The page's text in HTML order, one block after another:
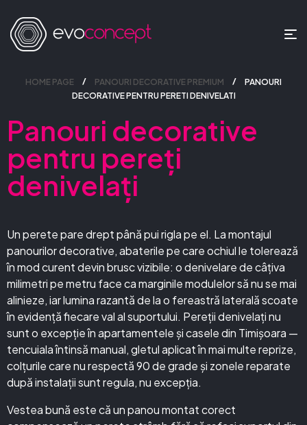
HOME PAGE PANOURI DECORATIVE PREMIUM
PANOURI
DECORATIVE PENTRU PERETI DENIVELATI
Panouri decorative
pentru pereți
denivelați
Un perete pare drept până pui rigla pe el. La montajul
panourilor decorative, abaterile pe care ochiul le tolerează
în mod curent devin brusc vizibile: o denivelare de câțiva
milimetri pe metru face ca marginile modulelor să nu se mai
alinieze, iar lumina razantă de la o fereastră laterală scoate
în evidență fiecare val al suportului. Pereții denivelați nu
sunt o excepție în apartamentele și casele din Timișoara —
tencuiala întinsă manual, gletul aplicat în mai multe reprize,
colțurile care nu respectă 90 de grade și zonele reparate
după instalații sunt regula, nu excepția.
Vestea bună este că un panou montat corect